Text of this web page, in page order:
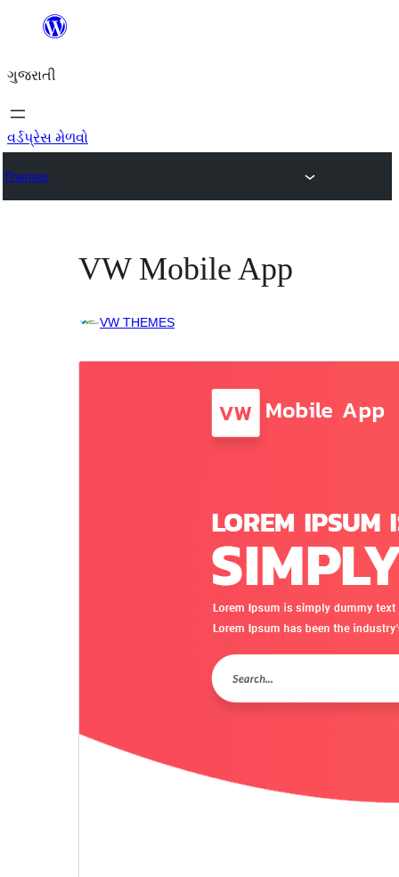
કંટેન્ટ(લખાણ)
જાઓ
ગુજરાતી
વર્ડપ્રેસ મેળવો
Themes
VW Mobile App
VW THEMES